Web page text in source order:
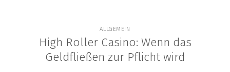
ALLGEMEIN
High Roller Casino: Wenn das
Geldfließen zur Pflicht wird